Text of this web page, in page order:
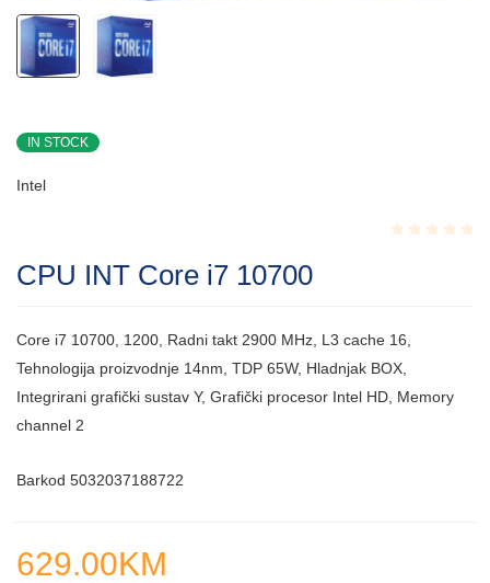
IN STOCK
Intel
CPU INT Core i7 10700
Core i7 10700, 1200, Radni takt 2900 MHz, L3 cache 16,
Tehnologija proizvodnje 14nm, TDP 65W, Hladnjak BOX,
Integrirani grafički sustav Y, Grafički procesor Intel HD, Memory
channel 2
Barkod 5032037188722
629.00KM